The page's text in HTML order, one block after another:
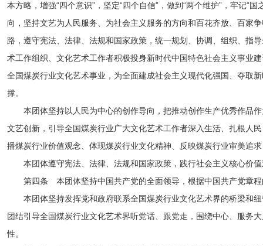
本方略，增强“四个意识”，坚定“四个自信”，做到“两个维护”，牢记“
向，坚持文艺为人民服务、为社会主义服务的方向和百花齐放、百家
路，遵守宪法、法律、法规和国家政策，统一规划、协调、组织、指
术工作组织、文化艺术工作者积极投身新时代中国特色社会主义事业
全国煤炭行业文化艺术事业，为全面建成社会主义现代化强国、夺取
撑。
本团体坚持以人民为中心的创作导向，把推动创作生产优秀作品
文艺创新，引导全国煤炭行业广大文化艺术工作者深入生活、扎根人
播煤炭行业价值观念、体现煤炭行业文化精神、反映煤炭行业审美追
本团体遵守宪法、法律、法规和国家政策，践行社会主义核心价
第四条 本团体坚持中国共产党的全面领导，根据中国共产党章
本团体坚持发挥党和政府联系全国煤炭行业文化艺术界的桥梁和
团结引导全国煤炭行业文化艺术界听党话、跟党走，围绕中心、服务
性。